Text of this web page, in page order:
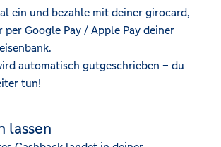
ein und bezahle mit deiner girocard,
per Google Pay / Apple Pay deiner
automatisch gutgeschrieben – du
tun!
lassen